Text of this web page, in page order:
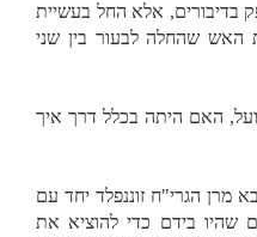
בדיבורים, אלא החל בעשיית
האש שהחלה לבעור בין שני
האם היתה בכלל דרך איך
מרן הגרי"ח זוננפלד יחד עם
שהיו בידם כדי להוציא את